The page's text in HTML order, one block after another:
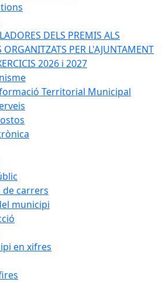
DELS PREMIS ALS
ORGANITZATS PER L'AJUNTAMENT
2026 i 2027
Territorial Municipal
de carrers
municipi
en xifres